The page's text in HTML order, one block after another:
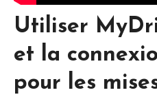
Utiliser
et la
pour les